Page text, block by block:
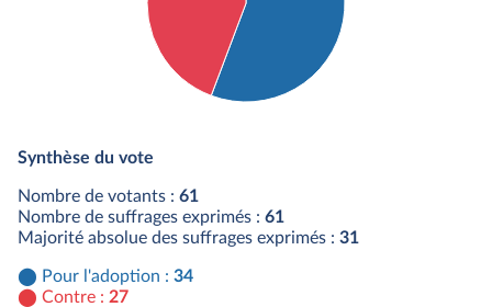
Synthèse du vote
Nombre de votants : 61
Nombre de suffrages exprimés : 61
Majorité absolue des suffrages exprimés : 31
Pour l'adoption : 34
Contre : 27